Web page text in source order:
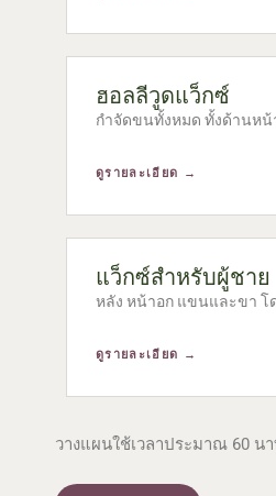
ฮอลลีวูดแว็กซ์
กำจัดขนทั้งหมด ทั้งด้านห
ดูรายละเอียด →
แว็กซ์สำหรับผู้ชาย
หลัง หน้าอก แขนและขา โ
ดูรายละเอียด →
วางแผนใช้เวลาประมาณ 60 น